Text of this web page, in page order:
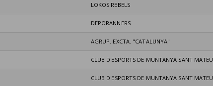
LOKOS REBELS
DEPORANNERS
AGRUP. EXCTA. "CATALUNYA"
CLUB D'ESPORTS DE MUNTANYA SANT MATEU
CLUB D'ESPORTS DE MUNTANYA SANT MATEU